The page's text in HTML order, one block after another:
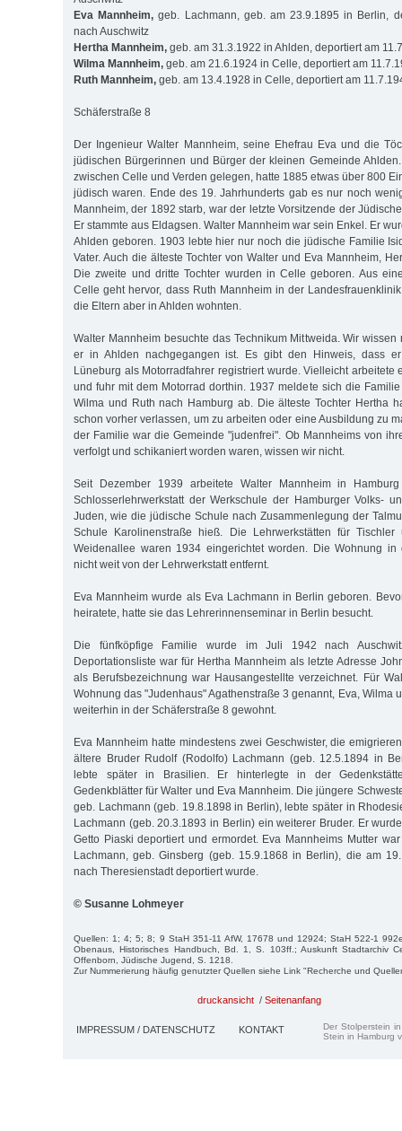
Eva Mannheim, geb. Lachmann, geb. am 23.9.1895 in Berlin,
nach Auschwitz
Hertha Mannheim, geb. am 31.3.1922 in Ahlden, deportiert am
Wilma Mannheim, geb. am 21.6.1924 in Celle, deportiert am
Ruth Mannheim, geb. am 13.4.1928 in Celle, deportiert am
Schäferstraße 8
Der Ingenieur Walter Mannheim, seine Ehefrau Eva und die
jüdischen Bürgerinnen und Bürger der kleinen Gemeinde
zwischen Celle und Verden gelegen, hatte 1885 etwas über 800
jüdisch waren. Ende des 19. Jahrhunderts gab es nur noch
Mannheim, der 1892 starb, war der letzte Vorsitzende der
Er stammte aus Eldagsen. Walter Mannheim war sein Enkel. Er
Ahlden geboren. 1903 lebte hier nur noch die jüdische Familie
Vater. Auch die älteste Tochter von Walter und Eva Mannheim,
Die zweite und dritte Tochter wurden in Celle geboren. Aus
Celle geht hervor, dass Ruth Mannheim in der
die Eltern aber in Ahlden wohnten.
Walter Mannheim besuchte das Technikum Mittweida. Wir wissen
er in Ahlden nachgegangen ist. Es gibt den Hinweis, dass
Lüneburg als Motorradfahrer registriert wurde. Vielleicht arbeitete
und fuhr mit dem Motorrad dorthin. 1937 meldete sich die
Wilma und Ruth nach Hamburg ab. Die älteste Tochter Hertha
schon vorher verlassen, um zu arbeiten oder eine Ausbildung zu
der Familie war die Gemeinde "judenfrei". Ob Mannheims von
verfolgt und schikaniert worden waren, wissen wir nicht.
Seit Dezember 1939 arbeitete Walter Mannheim in
Schlosserlehrwerkstatt der Werkschule der Hamburger Volks-
Juden, wie die jüdische Schule nach Zusammenlegung der
Schule Karolinenstraße hieß. Die Lehrwerkstätten für
Weidenallee waren 1934 eingerichtet worden. Die Wohnung in
nicht weit von der Lehrwerkstatt entfernt.
Eva Mannheim wurde als Eva Lachmann in Berlin geboren.
heiratete, hatte sie das Lehrerinnenseminar in Berlin besucht.
Die fünfköpfige Familie wurde im Juli 1942 nach
Deportationsliste war für Hertha Mannheim als letzte Adresse
als Berufsbezeichnung war Hausangestellte verzeichnet. Für
Wohnung das "Judenhaus" Agathenstraße 3 genannt, Eva, Wilma
weiterhin in der Schäferstraße 8 gewohnt.
Eva Mannheim hatte mindestens zwei Geschwister, die
ältere Bruder Rudolf (Rodolfo) Lachmann (geb. 12.5.1894 in
lebte später in Brasilien. Er hinterlegte in der
Gedenkblätter für Walter und Eva Mannheim. Die jüngere
geb. Lachmann (geb. 19.8.1898 in Berlin), lebte später in
Lachmann (geb. 20.3.1893 in Berlin) ein weiterer Bruder. Er
Getto Piaski deportiert und ermordet. Eva Mannheims Mutter
Lachmann, geb. Ginsberg (geb. 15.9.1868 in Berlin), die am
nach Theresienstadt deportiert wurde.
© Susanne Lohmeyer
Quellen: 1; 4; 5; 8; 9 StaH 351-11 AfW, 17678 und 12924; StaH 522-1
Obenaus, Historisches Handbuch, Bd. 1, S. 103ff.; Auskunft Stadtarchiv
Offen­­born, Jüdische Jugend, S. 1218.
Zur Nummerierung häufig genutzter Quellen siehe Link "Recherche und
druckansicht / Seitenanfang
IMPRESSUM / DATENSCHUTZ KONTAKT
Der Stolperstein
Stein in Hamburg